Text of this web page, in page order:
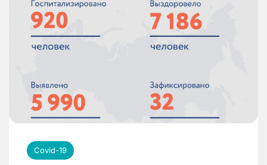
Covid-19